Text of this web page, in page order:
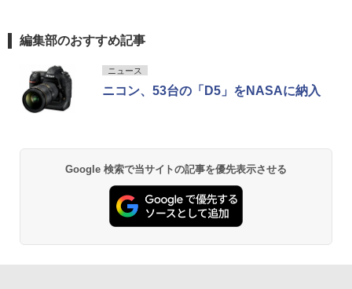
編集部のおすすめ記事
ニュース
ニコン、53台の「D5」をNASAに納入
Google 検索で当サイトの記事を優先表示させる